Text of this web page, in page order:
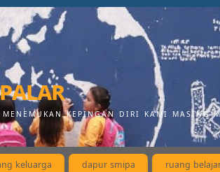
KEPINGAN DIRI KAMI MASING-
keluarga dapur smipa ruang